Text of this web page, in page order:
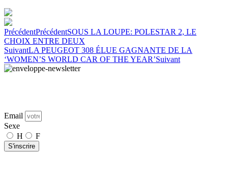
PrécédentPrécédentSOUS LA LOUPE: POLESTAR 2, LE
CHOIX ENTRE DEUX
SuivantLA PEUGEOT 308 ÉLUE GAGNANTE DE LA
‘WOMEN’S WORLD CAR OF THE YEAR’Suivant
Email
Sexe
H
F
S'inscrire